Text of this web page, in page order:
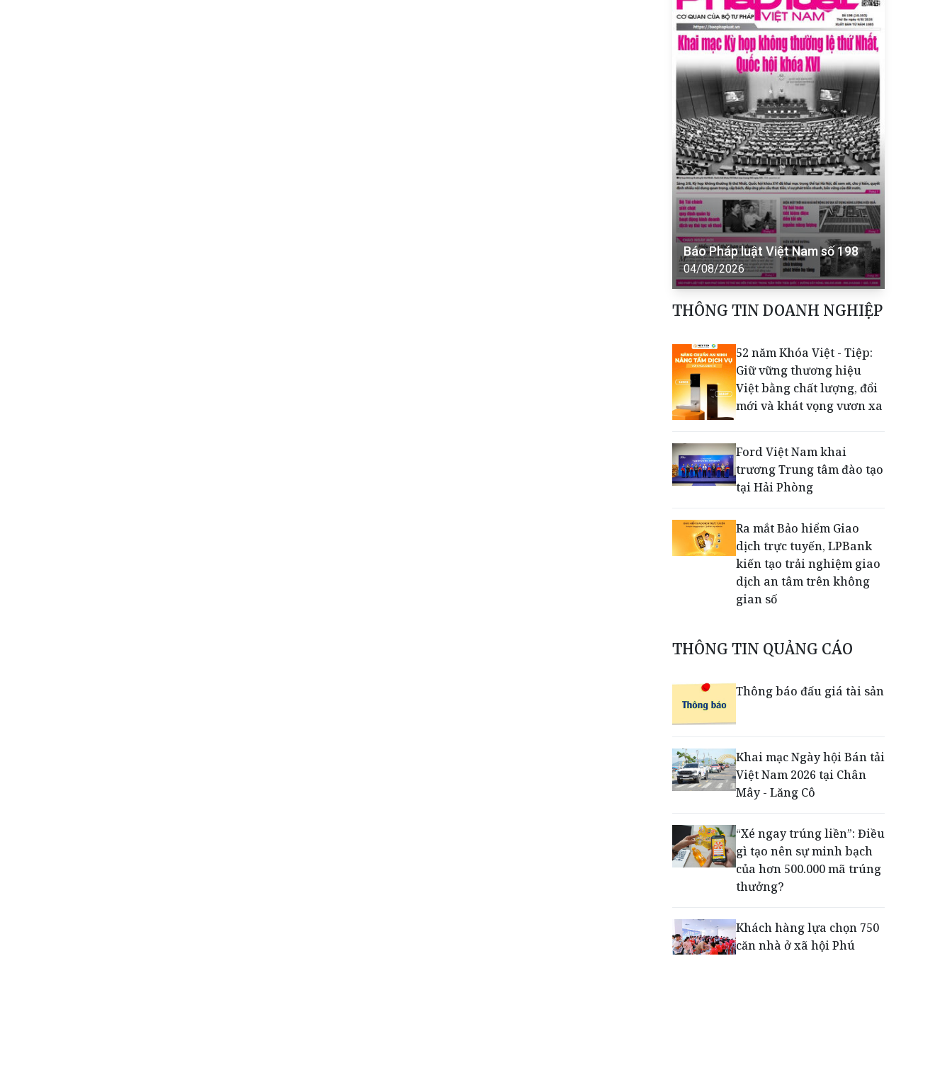
Báo Pháp luật Việt Nam số 198
04/08/2026
THÔNG TIN DOANH NGHIỆP
52 năm Khóa Việt - Tiệp:
Giữ vững thương hiệu
Việt bằng chất lượng, đổi
mới và khát vọng vươn xa
Ford Việt Nam khai
trương Trung tâm đào tạo
tại Hải Phòng
Ra mắt Bảo hiểm Giao
dịch trực tuyến, LPBank
kiến tạo trải nghiệm giao
dịch an tâm trên không
gian số
Dấu mốc khẳng định năng
lực vận hành và thích ứng
toán thưởng vượt kế
hoạch
lập nghiệp của người trẻ
toàn cầu
THÔNG TIN QUẢNG CÁO
Thông báo đấu giá tài sản
Khai mạc Ngày hội Bán tải
Việt Nam 2026 tại Chân
Mây - Lăng Cô
“Xé ngay trúng liền”: Điều
gì tạo nên sự minh bạch
của hơn 500.000 mã trúng
thưởng?
Khách hàng lựa chọn 750
căn nhà ở xã hội Phú